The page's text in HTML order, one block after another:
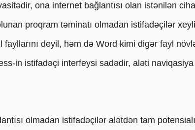
ona internet bağlantısı olan istənilən
proqram təminatı olmadan istifadəçilər
deyil, həm də Word kimi digər fayl
in istifadəçi interfeysi sadədir, aləti
olmadan istifadəçilər alətdən tam